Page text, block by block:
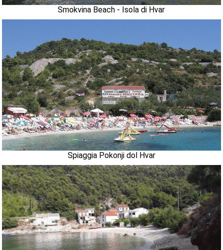
Smokvina Beach - Isola di Hvar
Spiaggia Pokonji dol Hvar